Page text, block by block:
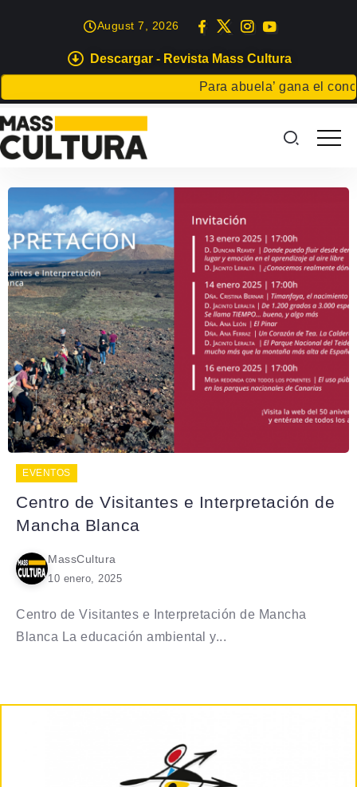
Descargar - Revista Mass Cultura
Para abuela’ gana el
August 7, 2026
EVENTOS
Centro de Visitantes e Interpretación de
Mancha Blanca
MassCultura
10 enero, 2025
Centro de Visitantes e Interpretación de Mancha
Blanca La educación ambiental y...